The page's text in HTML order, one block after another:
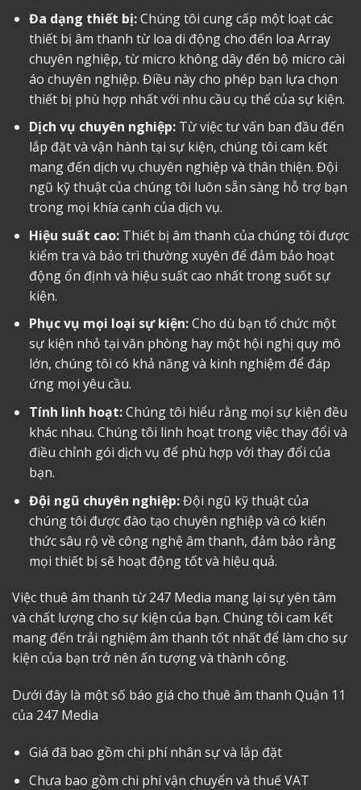
Đa dạng thiết bị:Chúng tôi cung cấp một loạt các
thiết bị âm thanh từ loa di động cho đến loa Array
chuyên nghiệp, từ micro không dây đến bộ micro cài
áo chuyên nghiệp. Điều này cho phép bạn lựa chọn
thiết bị phù hợp nhất với nhu cầu cụ thể của sự kiện.
Dịch vụ chuyên nghiệp:Từ việc tư vấn ban đầu đến
lắp đặt và vận hành tại sự kiện, chúng tôi cam kết
mang đến dịch vụ chuyên nghiệp và thân thiện. Đội
ngũ kỹ thuật của chúng tôi luôn sẵn sàng hỗ trợ bạn
trong mọi khía cạnh của dịch vụ.
Hiệu suất cao:Thiết bị âm thanh của chúng tôi được
kiểm tra và bảo trì thường xuyên để đảm bảo hoạt
động ổn định và hiệu suất cao nhất trong suốt sự
kiện.
Phục vụ mọi loại sự kiện:Cho dù bạn tổ chức một
sự kiện nhỏ tại văn phòng hay một hội nghị quy mô
lớn, chúng tôi có khả năng và kinh nghiệm để đáp
ứng mọi yêu cầu.
Tính linh hoạt:Chúng tôi hiểu rằng mọi sự kiện đều
khác nhau. Chúng tôi linh hoạt trong việc thay đổi và
điều chỉnh gói dịch vụ để phù hợp với thay đổi của
bạn.
Đội ngũ chuyên nghiệp:Đội ngũ kỹ thuật của
chúng tôi được đào tạo chuyên nghiệp và có kiến
thức sâu rộ về công nghệ âm thanh, đảm bảo rằng
mọi thiết bị sẽ hoạt động tốt và hiệu quả.
Việc thuê âm thanh từ 247 Media mang lại sự yên tâm
và chất lượng cho sự kiện của bạn. Chúng tôi cam kết
mang đến trải nghiệm âm thanh tốt nhất để làm cho sự
kiện của bạn trở nên ấn tượng và thành công.
Dưới đây là một số báo giá cho thuê âm thanh Quận 11
của 247 Media
Giá đã bao gồm chi phí nhân sự và lắp đặt
Chưa bao gồm chi phí vận chuyển và thuế VAT